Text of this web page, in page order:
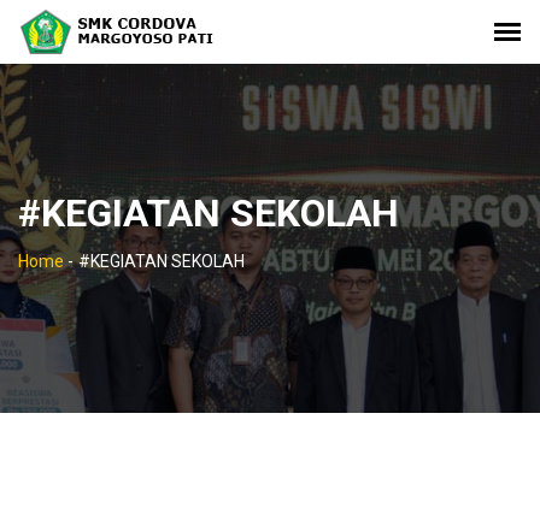
#KEGIATAN SEKOLAH
Home - #KEGIATAN SEKOLAH